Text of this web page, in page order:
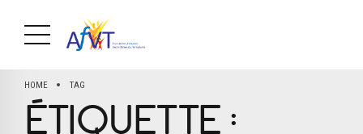
HOME TAG
ÉTIQUETTE :